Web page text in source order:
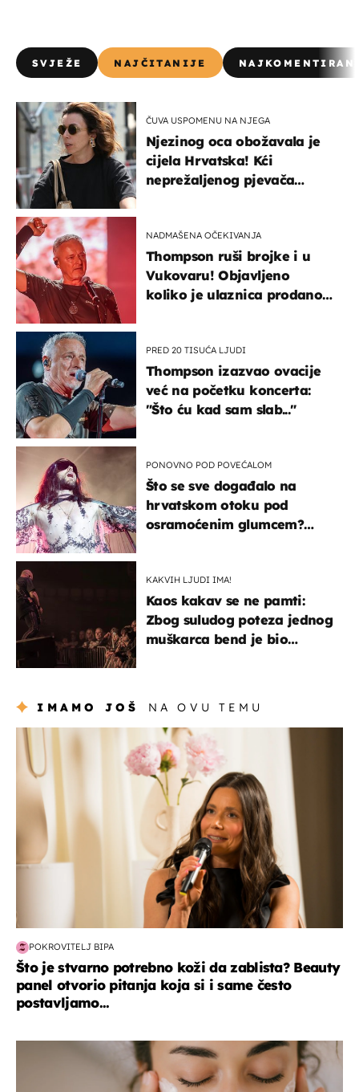
SVJEŽE NAJČITANIJE
ČUVA USPOMENU NA NJEGA
Njezinog oca obožavala je
cijela Hrvatska! Kći
neprežaljenog pjevača
NADMAŠENA OČEKIVANJA
Thompson ruši brojke i u
Vukovaru! Objavljeno
koliko je ulaznica prodano
PRED 20 TISUĆA LJUDI
Thompson izazvao ovacije
već na početku koncerta:
"Što ću kad sam slab..."
PONOVNO POD POVEĆALOM
Što se sve događalo na
hrvatskom otoku pod
osramoćenim glumcem?
KAKVIH LJUDI IMA!
Kaos kakav se ne pamti:
Zbog suludog poteza jednog
muškarca bend je bio
IMAMO JOŠ NA OVU TEMU
moda & ljepota
POKROVITELJ BIPA
Što je stvarno potrebno koži da zablista? Beauty
panel otvorio pitanja koja si i same često
postavljamo...
moda & ljepota